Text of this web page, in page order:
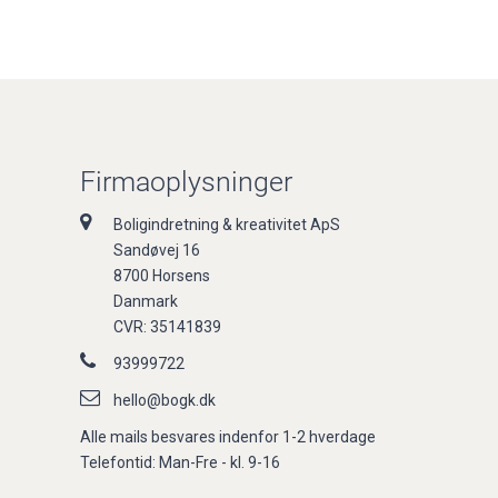
Firmaoplysninger
Boligindretning & kreativitet ApS
Sandøvej 16
8700 Horsens
Danmark
CVR: 35141839
93999722
hello@bogk.dk
Alle mails besvares indenfor 1-2 hverdage
Telefontid: Man-Fre - kl. 9-16